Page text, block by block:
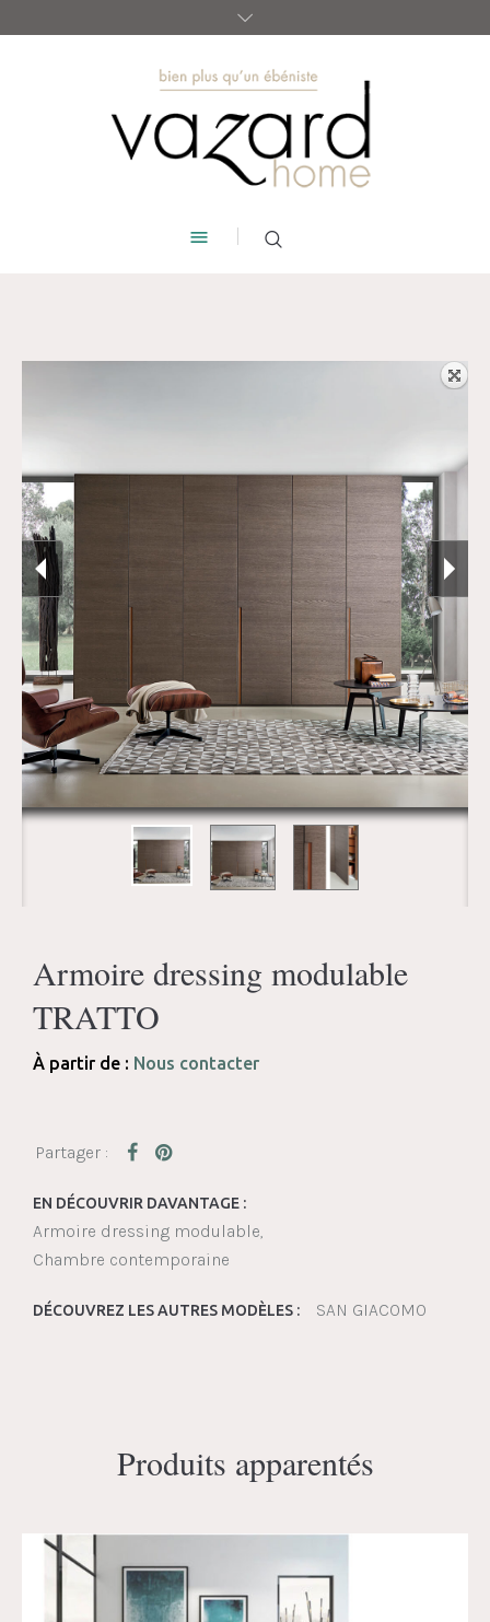
Armoire dressing modulable
TRATTO
À partir de : Nous contacter
EN DÉCOUVRIR DAVANTAGE :
Armoire dressing modulable
Chambre contemporaine
DÉCOUVREZ LES AUTRES MODÈLES : SAN GIACOMO
Produits apparentés